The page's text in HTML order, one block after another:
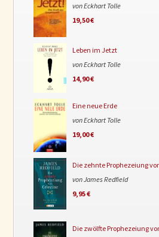
von Eckhart Tolle
19,50 €
Leben im Jetzt
von Eckhart Tolle
14,90 €
Eine neue Erde
von Eckhart Tolle
19,00 €
Die zehnte Prophezeiung
von James Redfield
9,95 €
Die zwölfte Prophezeiung